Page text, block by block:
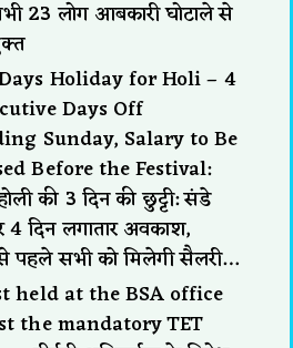
23 लोग आबकारी घोटाले से
Holiday for Holi – 4
Days Off
Sunday, Salary to Be
Before the Festival:
की 3 दिन की छुट्टी: संडे
4 दिन लगातार अवकाश,
से पहले सभी को मिलेगी सैलरी…
held at the BSA office
the mandatory TET